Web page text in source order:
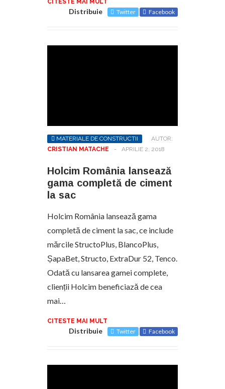
CITESTE MAI MULT
Distribuie Twitter Facebook
MATERIALE DE CONSTRUCTII
AUTOR:
CRISTIAN MATACHE
- APRILIE 2, 2018
Holcim România lansează
gama completă de ciment
la sac
Holcim România lansează gama
completă de ciment la sac, ce include
mărcile StructoPlus, BlancoPlus,
ȘapaBet, Structo, ExtraDur 52, Tenco.
Odată cu lansarea gamei complete,
clienții Holcim beneficiază de cea
mai…
CITESTE MAI MULT
Distribuie Twitter Facebook